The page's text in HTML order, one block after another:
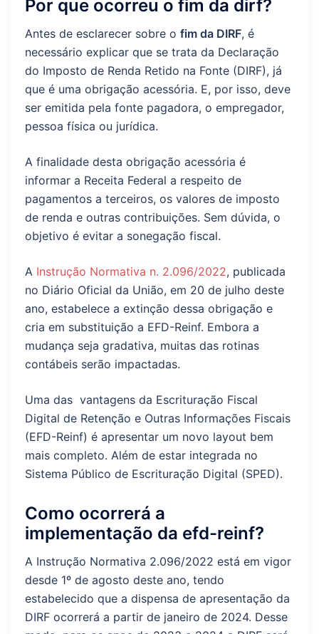
Por que ocorreu o fim da dirf?
Antes de esclarecer sobre o fim da DIRF, é
necessário explicar que se trata da Declaração
do Imposto de Renda Retido na Fonte (DIRF), já
que é uma obrigação acessória. E, por isso, deve
ser emitida pela fonte pagadora, o empregador,
pessoa física ou jurídica.
A finalidade desta obrigação acessória é
informar a Receita Federal a respeito de
pagamentos a terceiros, os valores de imposto
de renda e outras contribuições. Sem dúvida, o
objetivo é evitar a sonegação fiscal.
A Instrução Normativa n. 2.096/2022, publicada
no Diário Oficial da União, em 20 de julho deste
ano, estabelece a extinção dessa obrigação e
cria em substituição a EFD-Reinf. Embora a
mudança seja gradativa, muitas das rotinas
contábeis serão impactadas.
Uma das vantagens da Escrituração Fiscal
Digital de Retenção e Outras Informações Fiscais
(EFD-Reinf) é apresentar um novo layout bem
mais completo. Além de estar integrada no
Sistema Público de Escrituração Digital (SPED).
Como ocorrerá a
implementação da efd-reinf?
A Instrução Normativa 2.096/2022 está em vigor
desde 1º de agosto deste ano, tendo
estabelecido que a dispensa de apresentação da
DIRF ocorrerá a partir de janeiro de 2024. Desse